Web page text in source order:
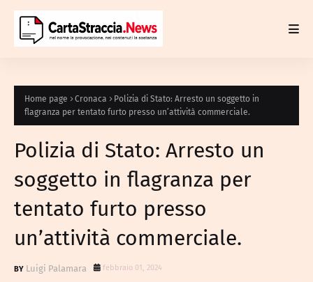
Home page Cronaca
Polizia di Stato: Arresto un soggetto in
flagranza per tentato furto presso un’attività commerciale.
Polizia di Stato: Arresto un
soggetto in flagranza per
tentato furto presso
un’attività commerciale.
Luigi Palamara febbraio 01, 2024